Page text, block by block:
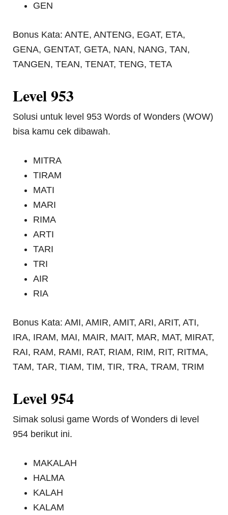
GEN
Bonus Kata: ANTE, ANTENG, EGAT, ETA,
GENA, GENTAT, GETA, NAN, NANG, TAN,
TANGEN, TEAN, TENAT, TENG, TETA
Level 953
Solusi untuk level 953 Words of Wonders (WOW)
bisa kamu cek dibawah.
MITRA
TIRAM
MATI
MARI
RIMA
ARTI
TARI
TRI
AIR
RIA
Bonus Kata: AMI, AMIR, AMIT, ARI, ARIT, ATI,
IRA, IRAM, MAI, MAIR, MAIT, MAR, MAT, MIRAT,
RAI, RAM, RAMI, RAT, RIAM, RIM, RIT, RITMA,
TAM, TAR, TIAM, TIM, TIR, TRA, TRAM, TRIM
Level 954
Simak solusi game Words of Wonders di level
954 berikut ini.
MAKALAH
HALMA
KALAH
KALAM